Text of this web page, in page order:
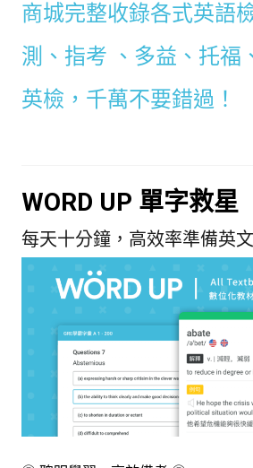
商城完整收錄各式英語
測、指考 、多益、托福
英檢，千萬不要錯過！
WORD UP 單字救星
每天十分鐘，高效率準備英